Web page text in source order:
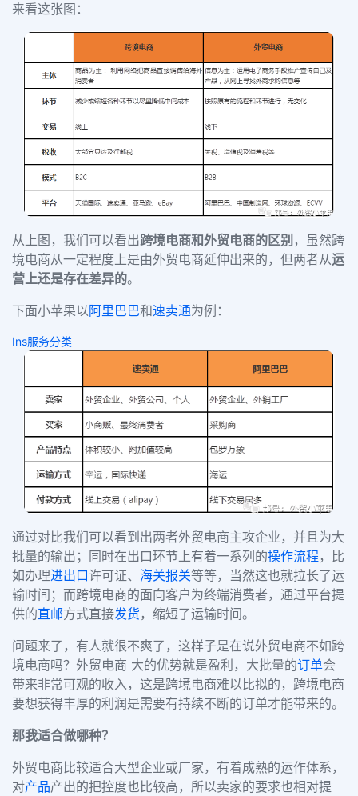
来看这张图：
从上图，我们可以看出跨境电商和外贸电商的区别 ，虽然跨
境电商从一定程度上是由外贸电商延伸出来的，但两者从运
营上还是存在差异的。
下面小苹果以阿里巴巴和速卖通为例：
Ins服务分类
通过对比我们可以看到出两者外贸电商主攻企业，并且为大
批量的输出；同时在出口环节上有着一系列的操作流程 ，比
如办理进出口许可证、 海关报关等等，当然这也就拉长了运
输时间；而跨境电商的面向客户为终端消费者，通过平台提
供的直邮方式直接发货 ，缩短了运输时间。
问题来了，有人就很不爽了，这样子是在说外贸电商不如跨
境电商吗？外贸电商 大的优势就是盈利，大批量的订单会
带来非常可观的收入，这是跨境电商难以比拟的，跨境电商
要想获得丰厚的利润是需要有持续不断的订单才能带来的。
那我适合做哪种？
外贸电商比较适合大型企业或厂家，有着成熟的运作体系，
对产品产出的把控度也比较高，所以卖家的要求也相对提